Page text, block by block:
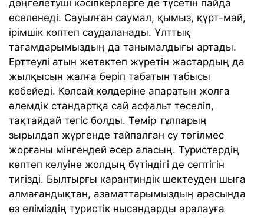
дөңгелетуші кәсіпкерлерге де түсетін пайда
еселенеді. Сауылған саумал, қымыз, құрт-май,
ірімшік көптеп саудаланады. Ұлттық
тағамдарымыздың да танымалдығы артады.
Ерттеулі атын жетектеп жүретін жастардың да
жылқысын жалға беріп табатын табысы
көбейеді. Көлсай көлдеріне апаратын жолға
әлемдік стандартқа сай асфальт төселіп,
тақтайдай тегіс болды. Темір тұлпарың
зырылдап жүргенде тайпалған су төгілмес
жорғаны мінгендей әсер аласың. Туристердің
көптеп келуіне жолдың бүтіндігі де септігін
тигізді. Былтырғы карантиндік шектеуден шыға
алмағандықтан, азаматтарымыздың арасында
өз еліміздің туристік нысандарды аралауға